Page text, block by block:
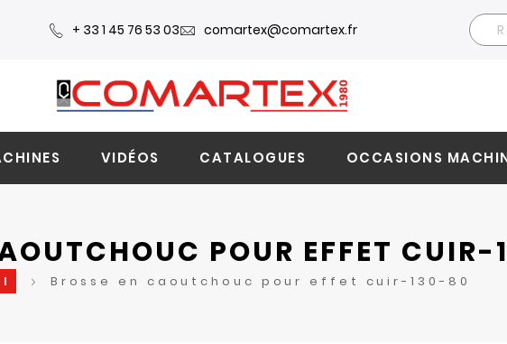
+ 33 1 45 76 53 03 comartex@comartex.fr
VIDÉOS CATALOGUES OCCASIONS
POUR EFFET
Brosse en caoutchouc pour effet cuir-130-80